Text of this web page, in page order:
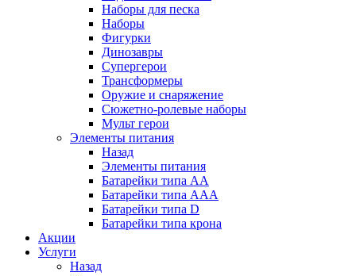
Наборы для песка
Наборы
Фигурки
Динозавры
Супергерои
Трансформеры
Оружие и снаряжение
Сюжетно-ролевые наборы
Мульт герои
Элементы питания
Назад
Элементы питания
Батарейки типа АА
Батарейки типа ААА
Батарейки типа D
Батарейки типа крона
Акции
Услуги
Назад